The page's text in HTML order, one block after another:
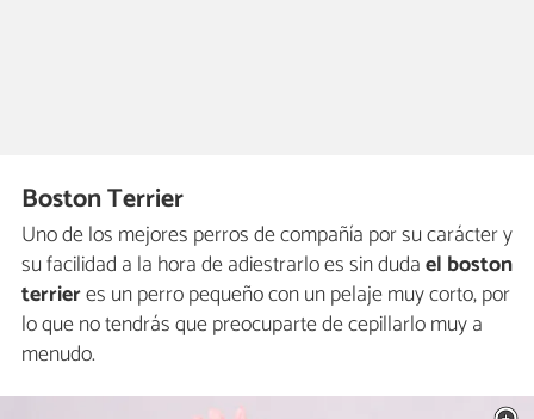
Boston Terrier
Uno de los mejores perros de compañía por su carácter y
su facilidad a la hora de adiestrarlo es sin dudael boston
terrieres un perro pequeño con un pelaje muy corto, por
lo que no tendrás que preocuparte de cepillarlo muy a
menudo.